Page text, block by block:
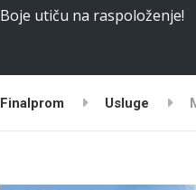
Boje utiču na raspoloženje!
Finalprom Usluge